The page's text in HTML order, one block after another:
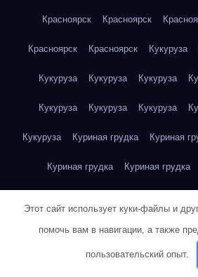
Красноярск Красноярск
Красноярск Красноярск Кукуруза
Кукуруза Кукуруза Кукуруза
Кукуруза Кукуруза Кукуруза
Кукуруза Куриная грудка Куриная
Куриная грудка Куриная грудка
Куриная грудка Куриная грудка
Куриная грудка Куриная грудка
Этот сайт использует куки-файлы и
помочь вам в навигации, а также
пользовательский опыт.